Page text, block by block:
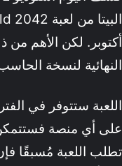
أكتوبر. لكن الأهم
النهائية لنسخة